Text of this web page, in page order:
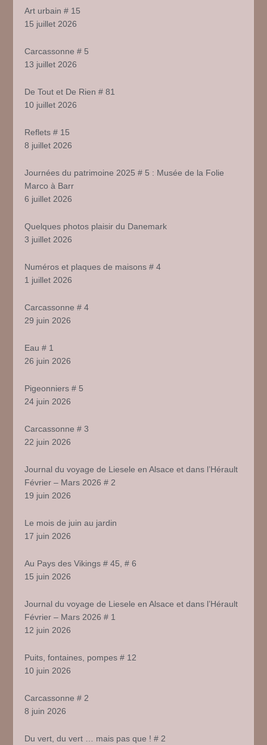
Art urbain # 15
15 juillet 2026
Carcassonne # 5
13 juillet 2026
De Tout et De Rien # 81
10 juillet 2026
Reflets # 15
8 juillet 2026
Journées du patrimoine 2025 # 5 : Musée de la Folie
Marco à Barr
6 juillet 2026
Quelques photos plaisir du Danemark
3 juillet 2026
Numéros et plaques de maisons # 4
1 juillet 2026
Carcassonne # 4
29 juin 2026
Eau # 1
26 juin 2026
Pigeonniers # 5
24 juin 2026
Carcassonne # 3
22 juin 2026
Journal du voyage de Liesele en Alsace et dans l’Hérault
Février – Mars 2026 # 2
19 juin 2026
Le mois de juin au jardin
17 juin 2026
Au Pays des Vikings # 45, # 6
15 juin 2026
Journal du voyage de Liesele en Alsace et dans l’Hérault
Février – Mars 2026 # 1
12 juin 2026
Puits, fontaines, pompes # 12
10 juin 2026
Carcassonne # 2
8 juin 2026
Du vert, du vert … mais pas que ! # 2